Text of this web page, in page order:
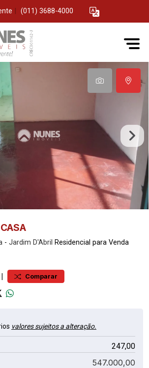
(011) 3688-4000
- Jardim D'Abril Residencial para Venda
| Comparar
valores sujeitos a alteração.
247,00
547.000,00